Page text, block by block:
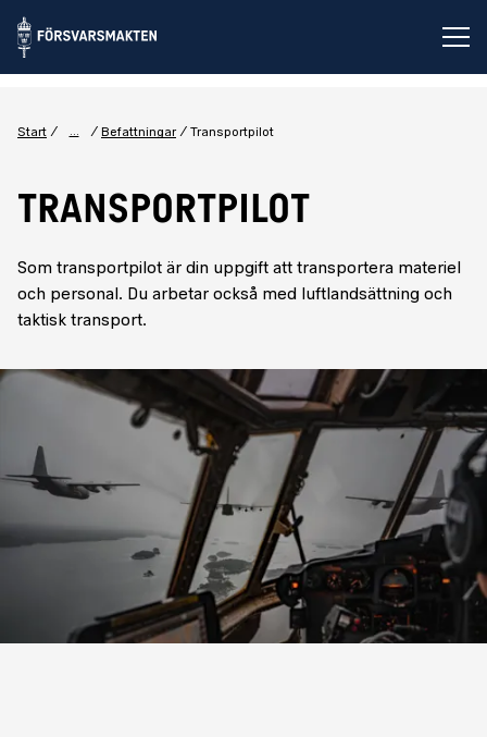
Start ... Befattningar Transportpilot
TRANSPORTPILOT
Som transportpilot är din uppgift att transportera materiel
och personal. Du arbetar också med luftlandsättning och
taktisk transport.